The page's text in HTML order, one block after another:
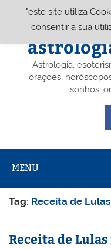
Portal
Astrologia,
orações,
sonhos,
MENU
Tag: Receita de
Receita de
"este site utiliza
consentir a sua